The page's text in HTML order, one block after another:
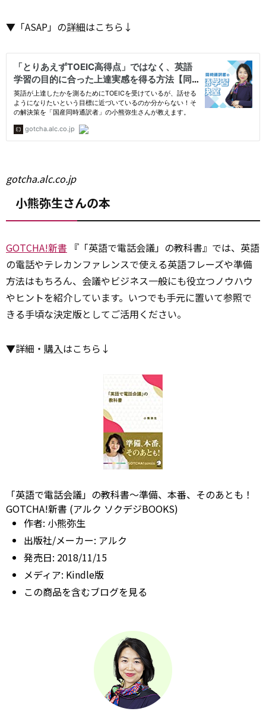
▼「ASAP」の詳細はこちら↓
gotcha.alc.co.jp
小熊弥生さんの本
GOTCHA!新書 『「英語で電話会議」の教科書』では、英語
の電話やテレカンファレンスで使える英語フレーズや準備
方法はもちろん、会議やビジネス一般にも役立つノウハウ
やヒントを紹介しています。いつでも手元に置いて参照で
きる手頃な決定版としてご活用ください。
▼詳細・ 購入はこちら↓
「英語で電話会議」の教科書～準備、本番、そのあとも！
GOTCHA!新書 (アルク ソクデジBOOKS)
作者: 小熊弥生
出版社/メーカー: アルク
発売日: 2018/11/15
メディア: Kindle版
この商品を含むブログを見る